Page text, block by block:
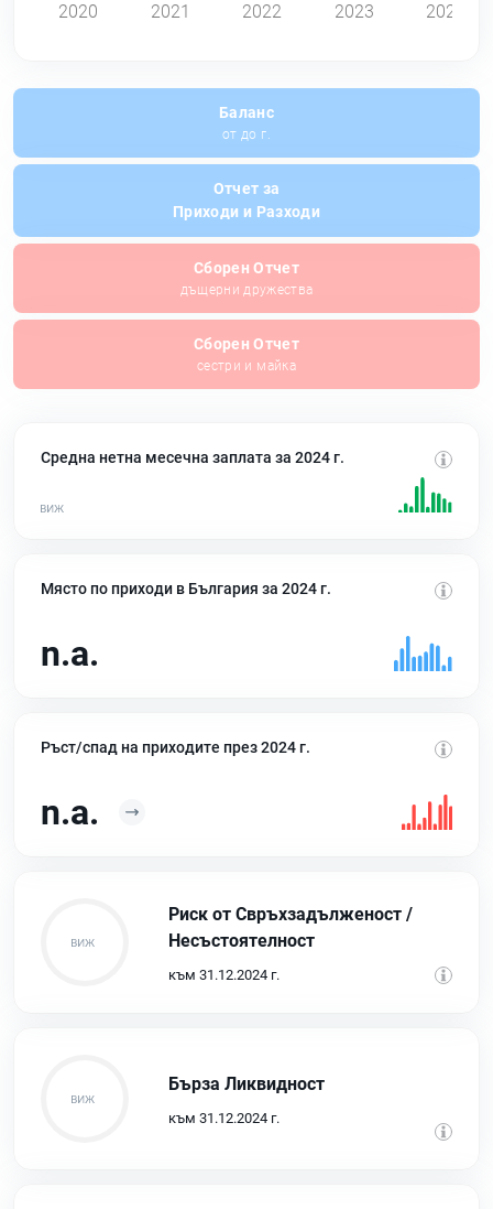
2020 2021 2022 2023 2024
Баланс
от до г.
Отчет за
Приходи и Разходи
Сборен Отчет
дъщерни дружества
Сборен Отчет
сестри и майка
Средна нетна месечна заплата за 2024 г.
Място по приходи в България за 2024 г.
n.a.
Ръст/спад на приходите през 2024 г.
n.a.
Риск от Свръхзадълженост /
Несъстоятелност
към 31.12.2024 г.
Бърза Ликвидност
към 31.12.2024 г.